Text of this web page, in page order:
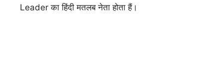
Leader का हिंदी मतलब नेता होता हैं।